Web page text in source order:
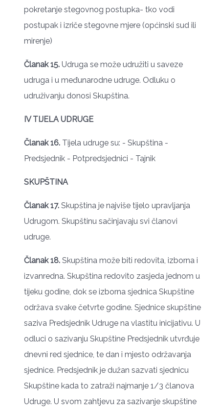
pokretanje stegovnog postupka- tko vodi
postupak i izriče stegovne mjere (općinski sud ili
mirenje)
Članak 15. Udruga se može udružiti u saveze
udruga i u međunarodne udruge. Odluku o
udruživanju donosi Skupština.
IV TIJELA UDRUGE
Članak 16. Tijela udruge su: - Skupština -
Predsjednik - Potpredsjednici - Tajnik
SKUPŠTINA
Članak 17. Skupština je najviše tijelo upravljanja
Udrugom. Skupštinu sačinjavaju svi članovi
udruge.
Članak 18. Skupština može biti redovita, izborna i
izvanredna. Skupština redovito zasjeda jednom u
tijeku godine, dok se izborna sjednica Skupštine
održava svake četvrte godine. Sjednice skupštine
saziva Predsjednik Udruge na vlastitu inicijativu. U
odluci o sazivanju Skupštine Predsjednik utvrđuje
dnevni red sjednice, te dan i mjesto održavanja
sjednice. Predsjednik je dužan sazvati sjednicu
Skupštine kada to zatraži najmanje 1/3 članova
Udruge. U svom zahtjevu za sazivanje skupštine